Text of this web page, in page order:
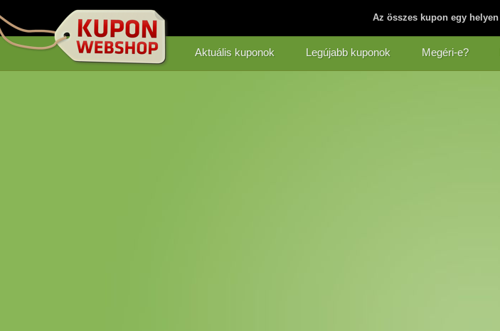
Az összes kupon egy helyen
Aktuális kuponok Legújabb kuponok Megéri-e?